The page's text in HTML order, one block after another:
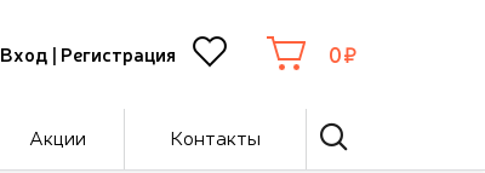
Вход | Регистрация 0
Акции Контакты